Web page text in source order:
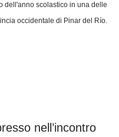
dell'anno scolastico in una delle
occidentale di Pinar del Río.
nell’incontro